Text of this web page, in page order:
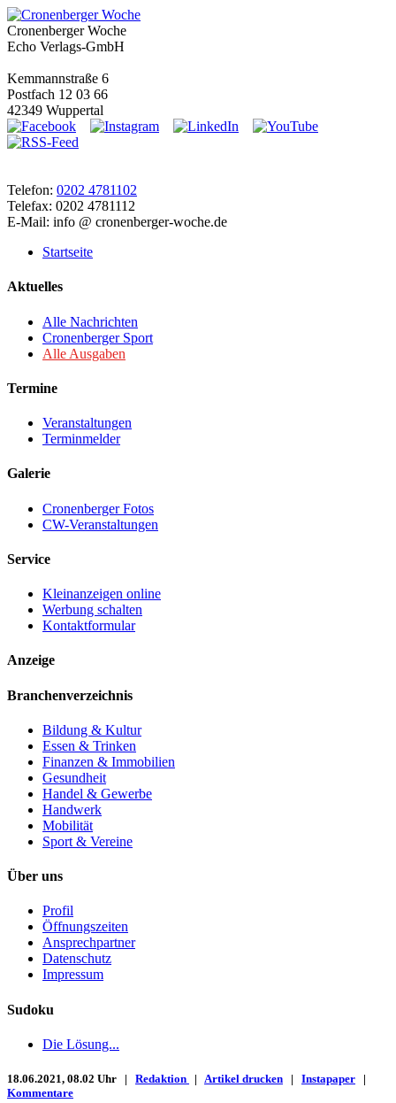
Cronenberger Woche
Echo Verlags-GmbH
Kemmannstraße 6
Postfach 12 03 66
42349 Wuppertal
Telefon: 0202 4781102
Telefax: 0202 4781112
E-Mail: info @ cronenberger-woche.de
Startseite
Aktuelles
Alle Nachrichten
Cronenberger Sport
Alle Ausgaben
Termine
Veranstaltungen
Terminmelder
Galerie
Cronenberger Fotos
CW-Veranstaltungen
Service
Kleinanzeigen online
Werbung schalten
Kontaktformular
Anzeige
Branchenverzeichnis
Bildung & Kultur
Essen & Trinken
Finanzen & Immobilien
Gesundheit
Handel & Gewerbe
Handwerk
Mobilität
Sport & Vereine
Über uns
Profil
Öffnungszeiten
Ansprechpartner
Datenschutz
Impressum
Sudoku
Die Lösung...
18.06.2021, 08.02 Uhr | Redaktion | Artikel drucken | Instapaper |
Kommentare